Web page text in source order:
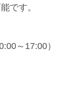
です。
～17:00）